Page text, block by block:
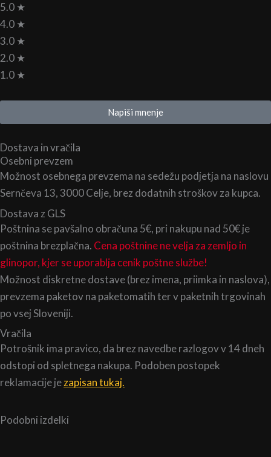
5.0 ★
4.0 ★
3.0 ★
2.0 ★
1.0 ★
Napiši mnenje
Dostava in vračila
Osebni prevzem
Možnost osebnega prevzema na sedežu podjetja na naslovu
Sernčeva 13, 3000 Celje, brez dodatnih stroškov za kupca.
Dostava z GLS
Poštnina se pavšalno obračuna 5€, pri nakupu nad 50€ je
poštnina brezplačna. Cena poštnine ne velja za zemljo in
glinopor, kjer se uporablja cenik poštne službe!
Možnost diskretne dostave (brez imena, priimka in naslova),
prevzema paketov na paketomatih ter v paketnih trgovinah
po vsej Sloveniji.
Vračila
Potrošnik ima pravico, da brez navedbe razlogov v 14 dneh
odstopi od spletnega nakupa. Podoben postopek
reklamacije jezapisan tukaj.
Podobni izdelki